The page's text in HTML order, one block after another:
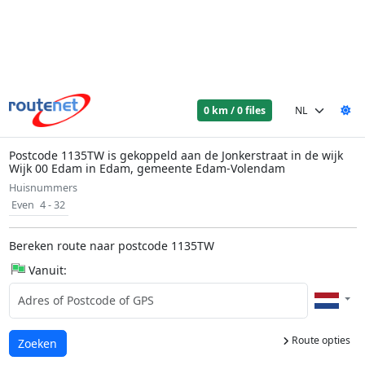
0 km / 0 files
Postcode 1135TW is gekoppeld aan de Jonkerstraat in de wijk
Wijk 00 Edam in Edam, gemeente Edam-Volendam
Huisnummers
Even 4 - 32
Bereken route naar postcode 1135TW
Vanuit:
Route opties
Laden...
Zoeken